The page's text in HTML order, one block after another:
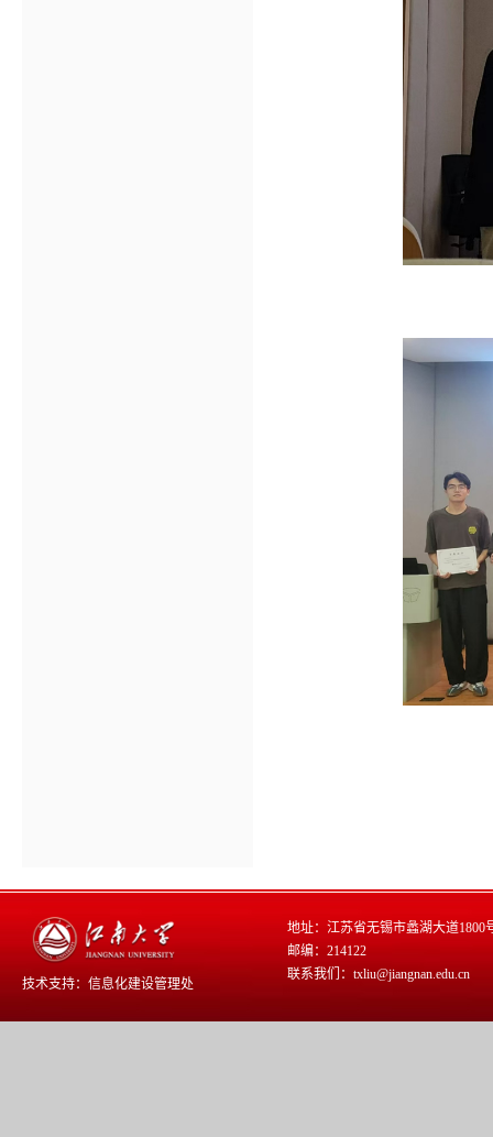
技术支持： 信息化建设管理处
地址：江苏省无锡市蠡湖大道1800
邮编：214122
联系我们：txliu@jiangnan.edu.cn